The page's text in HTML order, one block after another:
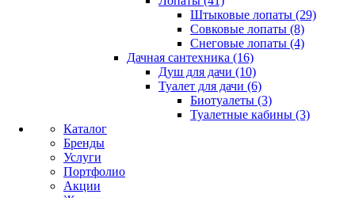
Штыковые лопаты (29)
Совковые лопаты (8)
Снеговые лопаты (4)
Дачная сантехника (16)
Душ для дачи (10)
Туалет для дачи (6)
Биотуалеты (3)
Туалетные кабины (3)
Каталог
Бренды
Услуги
Портфолио
Акции